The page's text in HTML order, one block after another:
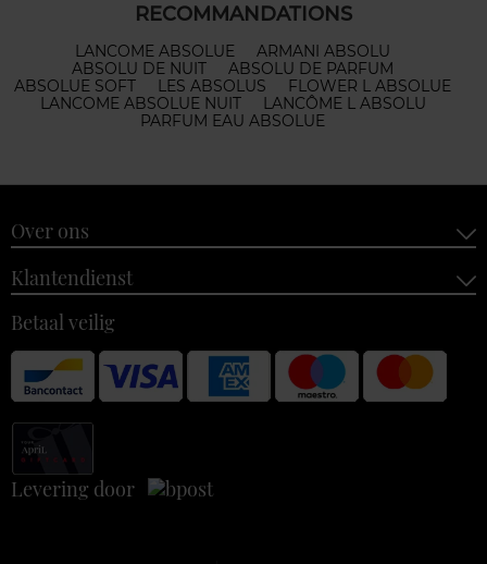
RECOMMANDATIONS
LANCOME ABSOLUE
ARMANI ABSOLU
ABSOLU DE NUIT
ABSOLU DE PARFUM
ABSOLUE SOFT
LES ABSOLUS
FLOWER L ABSOLUE
LANCOME ABSOLUE NUIT
LANCÔME L ABSOLU
PARFUM EAU ABSOLUE
Over ons
Klantendienst
Betaal veilig
Levering door